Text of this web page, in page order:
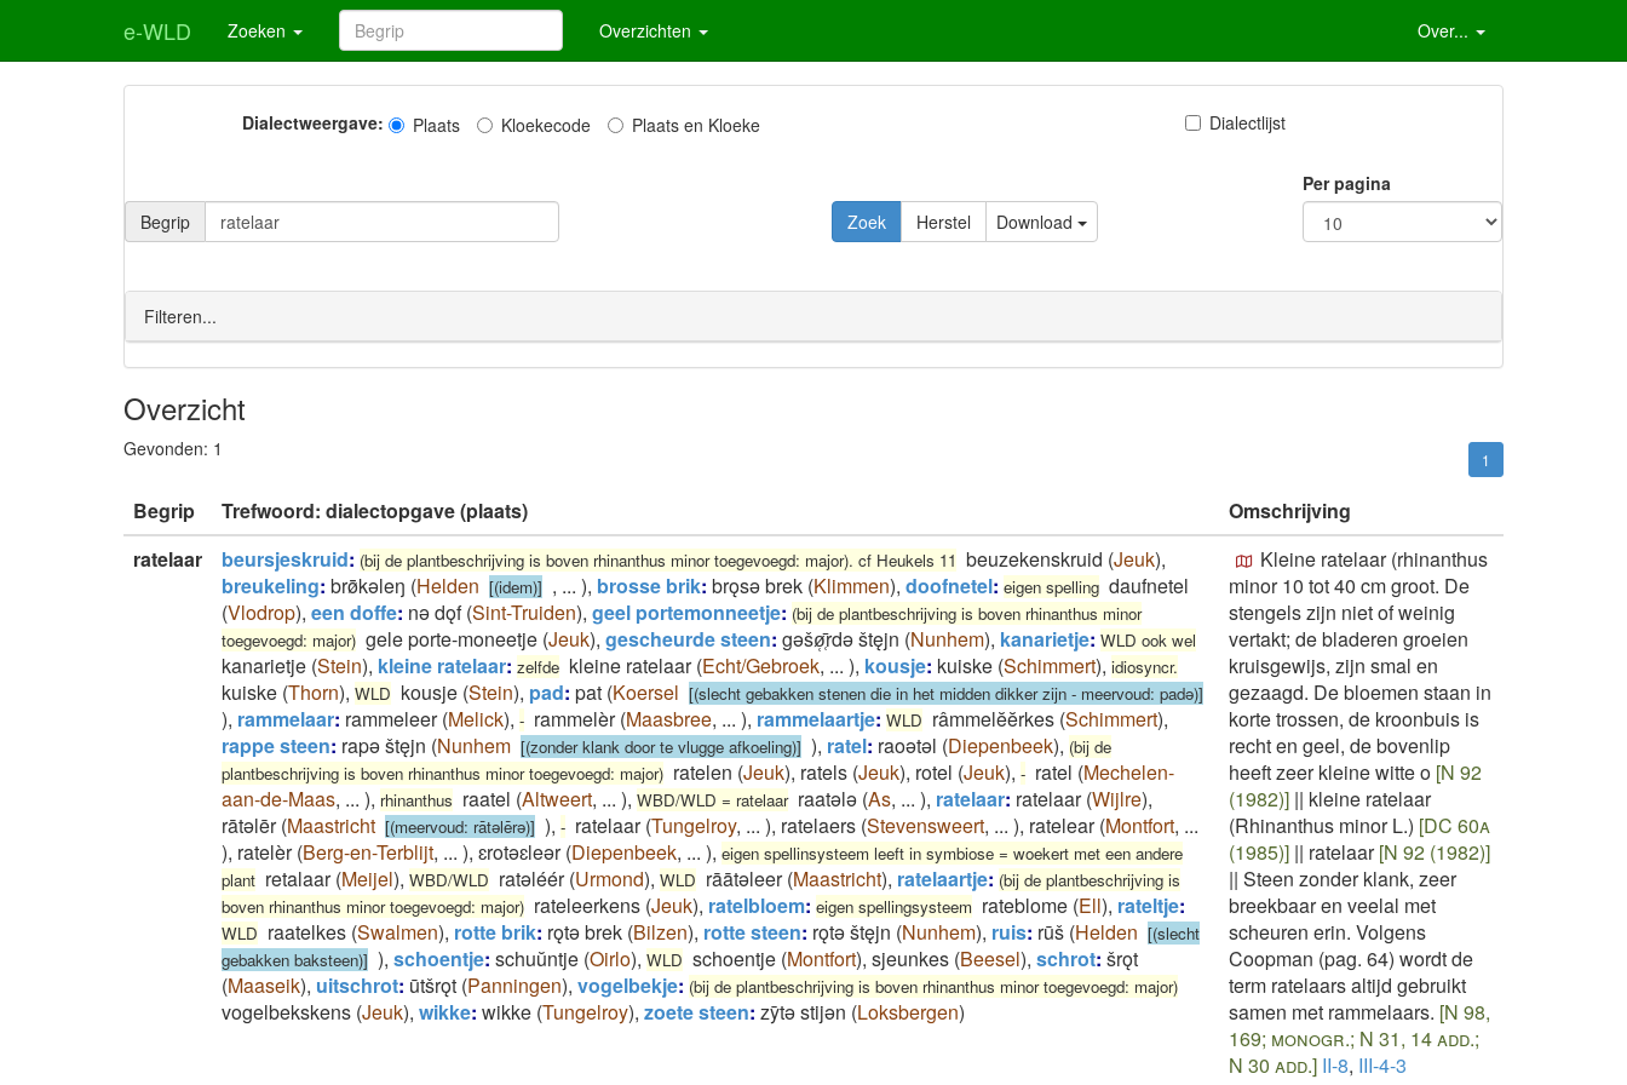
e-WLD Zoeken Overzichten Over...
Dialectweergave: Plaats Kloekecode Plaats en Kloeke Dialectlijst
Begrip Zoek Herstel Download
Per pagina
Filteren...
Overzicht
Gevonden: 1 1
Begrip Trefwoord: dialectopgave (plaats)
Omschrijving
ratelaar
beursjeskruid: (bij de plantbeschrijving is boven rhinanthus minor toegevoegd: major). cf Heukels 11 beuzekenskruid (Jeuk),
breukeling: brø̄̄kǝleŋ (Helden [(idem)] , ... ), brosse brik: brǫsǝ brek (Klimmen), doofnetel: eigen spelling daufnetel
(Vlodrop), een doffe: nǝ dǫf(Sint-Truiden), geel portemonneetje: (bij de plantbeschrijving is boven rhinanthus minor
toegevoegd: major) gele porte-moneetje (Jeuk), gescheurde steen: gǝšø̜̜̄̄rdǝ štęjn (Nunhem), kanarietje: WLD ook wel
kanarietje (Stein), kleine ratelaar: zelfde kleine ratelaar(Echt/Gebroek, ... ), kousje: kuiske (Schimmert), idiosyncr.
kuiske (Thorn), WLD kousje (Stein), pad: pat (Koersel [(slecht gebakken stenen die in het midden dikker zijn - meervoud: padǝ)]
), rammelaar: rammeleer(Melick), - rammelèr(Maasbree, ... ), rammelaartje: WLD râmmelĕĕrkes (Schimmert),
rappe steen: rapǝ štęjn (Nunhem [(zonder klank door te vlugge afkoeling)] ), ratel: raoətəl (Diepenbeek), (bij de
plantbeschrijving is boven rhinanthus minor toegevoegd: major) ratelen (Jeuk), ratels (Jeuk), rotel (Jeuk), - ratel (Mechelen-
aan-de-Maas, ... ), rhinanthus raatel (Altweert, ... ), WBD/WLD = ratelaar raatələ (As, ... ), ratelaar: ratelaar(Wijlre),
rātǝlēr(Maastricht [(meervoud: rātǝlērǝ)] ), - ratelaar(Tungelroy, ... ), ratelaers (Stevensweert, ... ), ratelear(Montfort, ...
), ratelèr(Berg-en-Terblijt, ... ), ɛrotəɛleər(Diepenbeek, ... ), eigen spellinsysteem leeft in symbiose = woekert met een andere
plant retalaar(Meijel), WBD/WLD ratəléér(Urmond), WLD rāātəleer(Maastricht), ratelaartje: (bij de plantbeschrijving is
boven rhinanthus minor toegevoegd: major) rateleerkens (Jeuk), ratelbloem: eigen spellingsysteem rateblome (Ell), rateltje:
WLD raatelkes (Swalmen), rotte brik: rǫtǝ brek (Bilzen), rotte steen: rǫtǝ štęjn (Nunhem), ruis: rūš (Helden [(slecht
gebakken baksteen)] ), schoentje: schuŭntje (Oirlo), WLD schoentje (Montfort), sjeunkes (Beesel), schrot: šrǫt
(Maaseik), uitschrot: ūtšrǫt (Panningen), vogelbekje: (bij de plantbeschrijving is boven rhinanthus minor toegevoegd: major)
vogelbekskens (Jeuk), wikke: wikke (Tungelroy), zoete steen: zȳtǝ stijǝn (Loksbergen)
Kleine ratelaar (rhinanthus
minor 10 tot 40 cm groot. De
stengels zijn niet of weinig
vertakt; de bladeren groeien
kruisgewijs, zijn smal en
gezaagd. De bloemen staan in
korte trossen, de kroonbuis is
recht en geel, de bovenlip
heeft zeer kleine witte o [N 92
(1982)] || kleine ratelaar
(Rhinanthus minor L.) [DC 60a
(1985)] || ratelaar[N 92 (1982)]
|| Steen zonder klank, zeer
breekbaar en veelal met
scheuren erin. Volgens
Coopman (pag. 64) wordt de
term ratelaars altijd gebruikt
samen met rammelaars. [N 98,
169; monogr.; N 31, 14 add.;
N 30 add.] II-8, III-4-3